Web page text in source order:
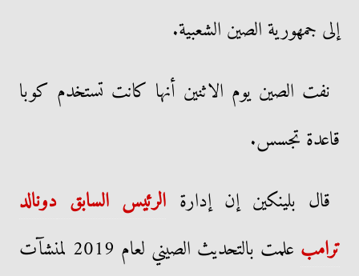
إلى جمهورية الصين الشعبية.
نفت الصين يوم الاثنين أنها كانت تستخدم كوبا
قاعدة تجسس.
قال بلينكين إن إدارة الرئيس السابق دونالد
ترامب
علمت بالتحديث الصيني لعام 2019 لمنشآت